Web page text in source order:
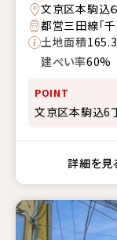
文京区本駒込
都営三田線「
土地面積
建ぺい率60%
POINT
文京区本駒込6
詳細を見